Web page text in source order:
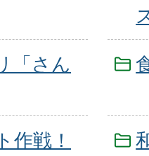
「さん
作戦！